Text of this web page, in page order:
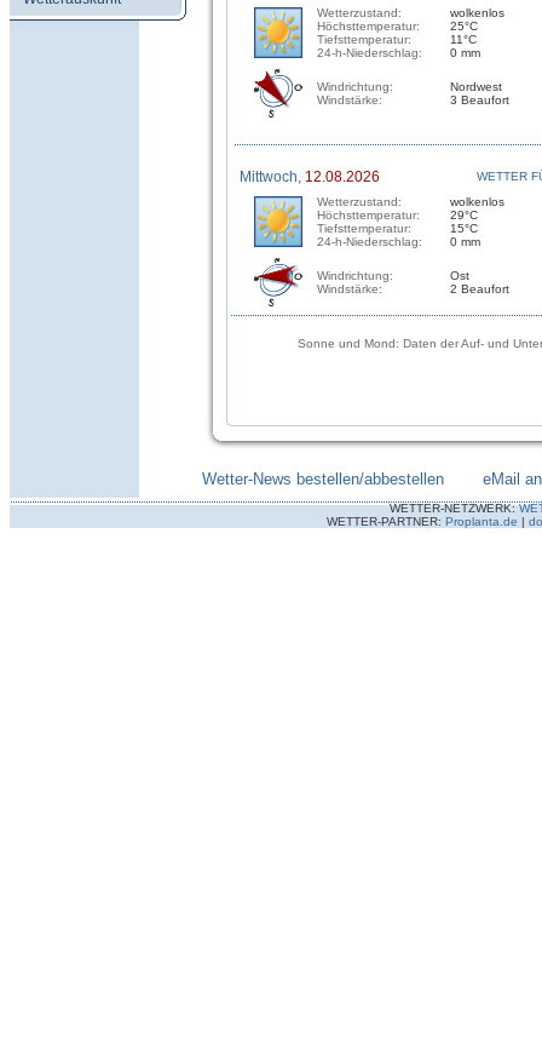
Wetterzustand:
Höchsttemperatur:
Tiefsttemperatur:
24-h-Niederschlag:
wolkenlos
25°C
11°C
0 mm
Windrichtung:
Windstärke:
Nordwest
3 Beaufort
Mittwoch, 12.08.2026
WETTER
Wetterzustand:
Höchsttemperatur:
Tiefsttemperatur:
24-h-Niederschlag:
wolkenlos
29°C
15°C
0 mm
Windrichtung:
Windstärke:
Ost
2 Beaufort
Sonne und Mond: Daten der Auf- und
Wetter-News bestellen/abbestellen eMail
WETTER-NETZWERK:
WETTER-PARTNER: Proplanta.de |